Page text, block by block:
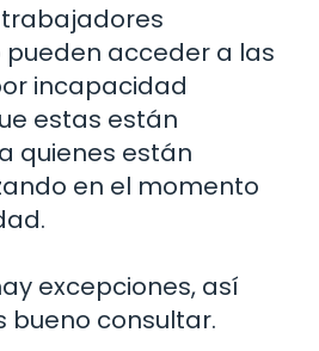
trabajadores
acceder a las
incapacidad
estas están
quienes están
en el momento
excepciones, así
bueno consultar.